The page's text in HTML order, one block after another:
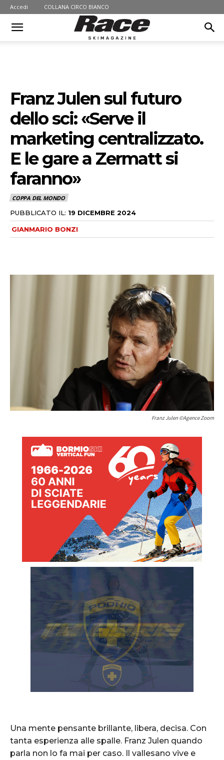
Accedi COLLANA CIRCO BIANCO
Franz Julen sul futuro
dello sci: «Serve il
marketing centralizzato.
E le gare a Zermatt si
faranno»
COPPA DEL MONDO
PUBBLICATO IL: 19 DICEMBRE 2024
GIANMARIO BONZI
Franz Julen ©Agence Zoom
Una mente pensante brillante, libera, decisa. Con
tanta esperienza alle spalle. Franz Julen quando
parla non lo fa mai per caso. Il vallesano vive e